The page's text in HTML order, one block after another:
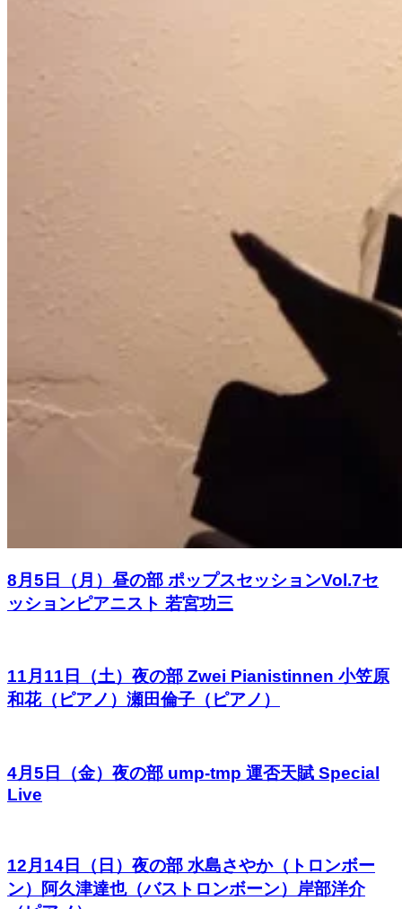
8月5日（月）昼の部 ポップスセッションVol.7セ
ッションピアニスト 若宮功三
11月11日（土）夜の部 Zwei Pianistinnen 小笠原
和花（ピアノ）瀬田倫子（ピアノ）
4月5日（金）夜の部 ump-tmp 運否天賦 Special
Live
12月14日（日）夜の部 水島さやか（トロンボー
ン）阿久津達也（バストロンボーン）岸部洋介